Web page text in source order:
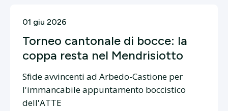
01 giu 2026
Torneo cantonale di bocce: la
coppa resta nel Mendrisiotto
Sfide avvincenti ad Arbedo-Castione per
l'immancabile appuntamento boccistico
dell'ATTE